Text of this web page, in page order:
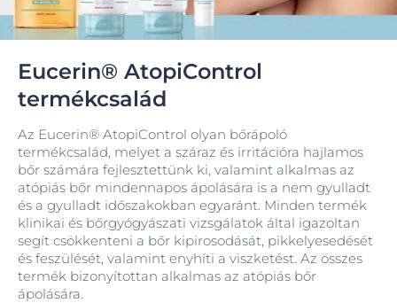
Eucerin® AtopiControl
termékcsalád
Az Eucerin® AtopiControl olyan bőrápoló
termékcsalád, melyet a száraz és irritációra hajlamos
bőr számára fejlesztettünk ki, valamint alkalmas az
atópiás bőr mindennapos ápolására is a nem gyulladt
és a gyulladt időszakokban egyaránt. Minden termék
klinikai és bőrgyógyászati vizsgálatok által igazoltan
segít csökkenteni a bőr kipirosodását, pikkelyesedését
és feszülését, valamint enyhíti a viszketést. Az összes
termék bizonyítottan alkalmas az atópiás bőr
ápolására.